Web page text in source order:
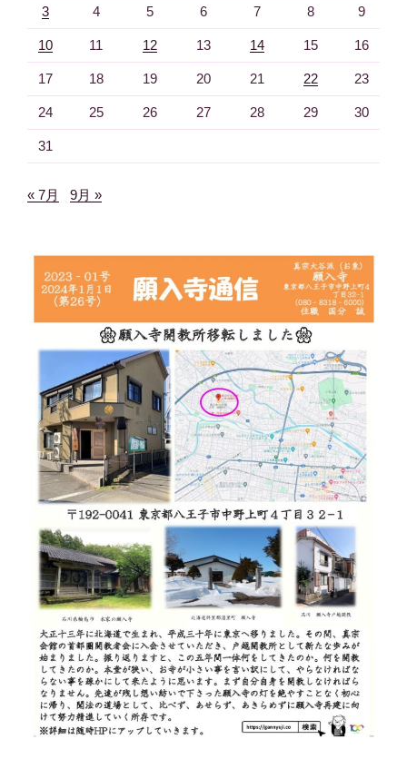
3 4 5 6 7 8 9
10 11 12 13 14 15 16
17 18 19 20 21 22 23
24 25 26 27 28 29 30
31
« 7月 9月 »